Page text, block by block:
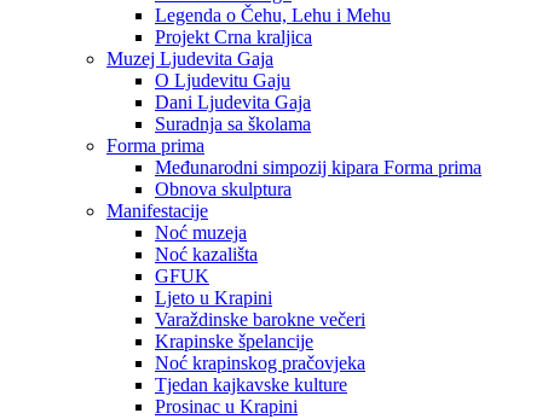
Legenda o Čehu, Lehu i Mehu
Projekt Crna kraljica
Muzej Ljudevita Gaja
O Ljudevitu Gaju
Dani Ljudevita Gaja
Suradnja sa školama
Forma prima
Međunarodni simpozij kipara Forma prima
Obnova skulptura
Manifestacije
Noć muzeja
Noć kazališta
GFUK
Ljeto u Krapini
Varaždinske barokne večeri
Krapinske špelancije
Noć krapinskog pračovjeka
Tjedan kajkavske kulture
Prosinac u Krapini